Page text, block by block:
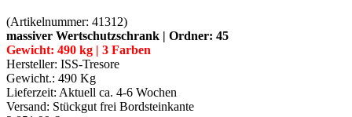
(Artikelnummer: 41312)
massiver Wertschutzschrank | Ordner: 45
Gewicht: 490 kg | 3 Farben
Hersteller: ISS-Tresore
Gewicht.: 490 Kg
Lieferzeit: Aktuell ca. 4-6 Wochen
Versand: Stückgut frei Bordsteinkante